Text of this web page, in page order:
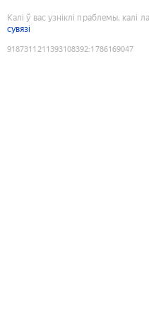
Калі ў вас узніклі праблемы, калі
сувязі
9187311211393108392:1786169047